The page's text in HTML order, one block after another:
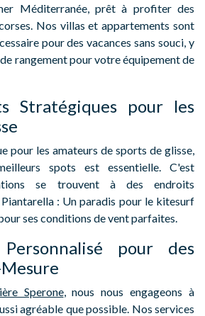
Méditerranée, prêt à profiter des
Nos villas et appartements sont
pour des vacances sans souci, y
rangement pour votre équipement de
Stratégiques pour les
pour les amateurs de sports de glisse,
spots est essentielle. C'est
se trouvent à des endroits
: Un paradis pour le kitesurf
ses conditions de vent parfaites.
pour des
Sperone, nous nous engageons à
agréable que possible. Nos services